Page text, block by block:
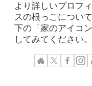
より詳しいプロフ
スの根っこについ
下の「家のアイコ
してみてください。